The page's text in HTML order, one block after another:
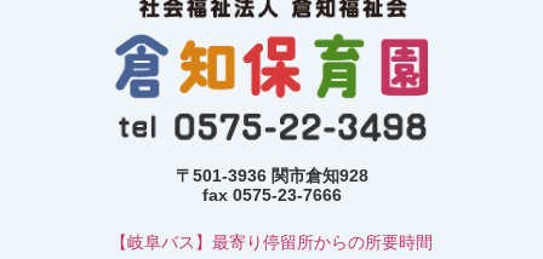
〒501-3936 関市倉知928
fax 0575-23-7666
【岐阜バス】最寄り停留所からの所要時間